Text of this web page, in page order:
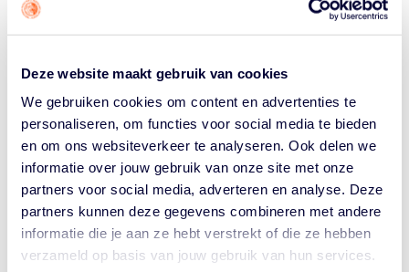
Deze website maakt gebruik van cookies
We gebruiken cookies om content en advertenties te
personaliseren, om functies voor social media te bieden
en om ons websiteverkeer te analyseren. Ook delen we
informatie over jouw gebruik van onze site met onze
partners voor social media, adverteren en analyse. Deze
partners kunnen deze gegevens combineren met andere
informatie die je aan ze hebt verstrekt of die ze hebben
verzameld op basis van jouw gebruik van hun services.
basketball. De vijfde man in die selectie is Arvin Slagter,
die momenteel kampt met rugklachten en daarom niet
Horst maken ook deel uit van de nationale selectie die in
2022 meedoet aan het WK in Antwerpen (25 en 26 juni)
en EK in Graz (9 en 11 september). Bij Oranje, waar
Olympiër Ross Bekkering is gestopt, zitten verder
Jessey Voorn, Lenno Witteveen, Julius van Sauers,
Raidell de Pree, Jesse Markusse en nieuwkomer Worthy
de Jong die zich na het EK met de 5-5 mannen in
september op het 3×3 basketball gaat storten. "En Dylan
van Eyck heeft zich ook bij ons gevoegd. Zijn periode in
Amerika als college speler zit erop en hij gaat natuurlijk